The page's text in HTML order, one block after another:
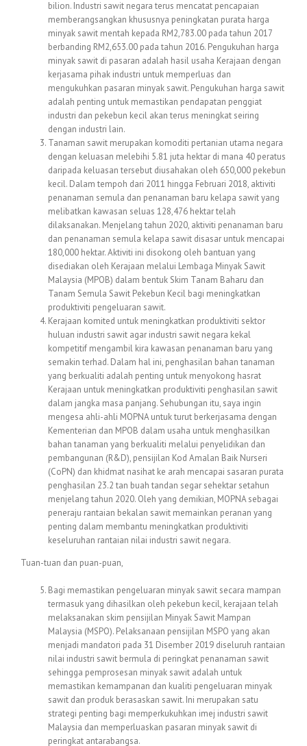
bilion. Industri sawit negara terus mencatat pencapaian
memberangsangkan khususnya peningkatan purata harga
minyak sawit mentah kepada RM2,783.00 pada tahun 2017
berbanding RM2,653.00 pada tahun 2016. Pengukuhan harga
minyak sawit di pasaran adalah hasil usaha Kerajaan dengan
kerjasama pihak industri untuk memperluas dan
mengukuhkan pasaran minyak sawit. Pengukuhan harga sawit
adalah penting untuk memastikan pendapatan penggiat
industri dan pekebun kecil akan terus meningkat seiring
dengan industri lain.
Tanaman sawit merupakan komoditi pertanian utama negara
dengan keluasan melebihi 5.81 juta hektar di mana 40 peratus
daripada keluasan tersebut diusahakan oleh 650,000 pekebun
kecil. Dalam tempoh dari 2011 hingga Februari 2018, aktiviti
penanaman semula dan penanaman baru kelapa sawit yang
melibatkan kawasan seluas 128,476 hektar telah
dilaksanakan. Menjelang tahun 2020, aktiviti penanaman baru
dan penanaman semula kelapa sawit disasar untuk mencapai
180,000 hektar. Aktiviti ini disokong oleh bantuan yang
disediakan oleh Kerajaan melalui Lembaga Minyak Sawit
Malaysia (MPOB) dalam bentuk Skim Tanam Baharu dan
Tanam Semula Sawit Pekebun Kecil bagi meningkatkan
produktiviti pengeluaran sawit.
Kerajaan komited untuk meningkatkan produktiviti sektor
huluan industri sawit agar industri sawit negara kekal
kompetitif mengambil kira kawasan penanaman baru yang
semakin terhad. Dalam hal ini, penghasilan bahan tanaman
yang berkualiti adalah penting untuk menyokong hasrat
Kerajaan untuk meningkatkan produktiviti penghasilan sawit
dalam jangka masa panjang. Sehubungan itu, saya ingin
mengesa ahli-ahli MOPNA untuk turut berkerjasama dengan
Kementerian dan MPOB dalam usaha untuk menghasilkan
bahan tanaman yang berkualiti melalui penyelidikan dan
pembangunan (R&D), pensijilan Kod Amalan Baik Nurseri
(CoPN) dan khidmat nasihat ke arah mencapai sasaran purata
penghasilan 23.2 tan buah tandan segar sehektar setahun
menjelang tahun 2020. Oleh yang demikian, MOPNA sebagai
peneraju rantaian bekalan sawit memainkan peranan yang
penting dalam membantu meningkatkan produktiviti
keseluruhan rantaian nilai industri sawit negara.
Tuan-tuan dan puan-puan,
Bagi memastikan pengeluaran minyak sawit secara mampan
termasuk yang dihasilkan oleh pekebun kecil, kerajaan telah
melaksanakan skim pensijilan Minyak Sawit Mampan
Malaysia (MSPO). Pelaksanaan pensijilan MSPO yang akan
menjadi mandatori pada 31 Disember 2019 diseluruh rantaian
nilai industri sawit bermula di peringkat penanaman sawit
sehingga pemprosesan minyak sawit adalah untuk
memastikan kemampanan dan kualiti pengeluaran minyak
sawit dan produk berasaskan sawit. Ini merupakan satu
strategi penting bagi memperkukuhkan imej industri sawit
Malaysia dan memperluaskan pasaran minyak sawit di
peringkat antarabangsa.